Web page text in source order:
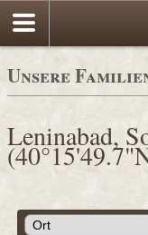
Unsere
Leninabad,